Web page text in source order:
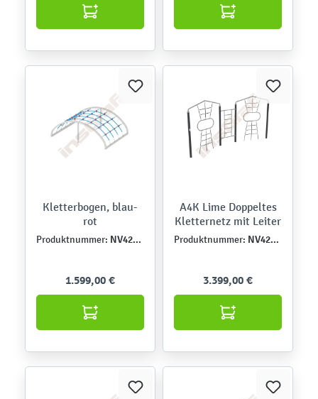
Kletterbogen, blau-
rot
Produktnummer: NV42197MP
1.599,00 €
A4K Lime Doppeltes
Kletternetz mit Leiter
Produktnummer: NV42305-A
3.399,00 €